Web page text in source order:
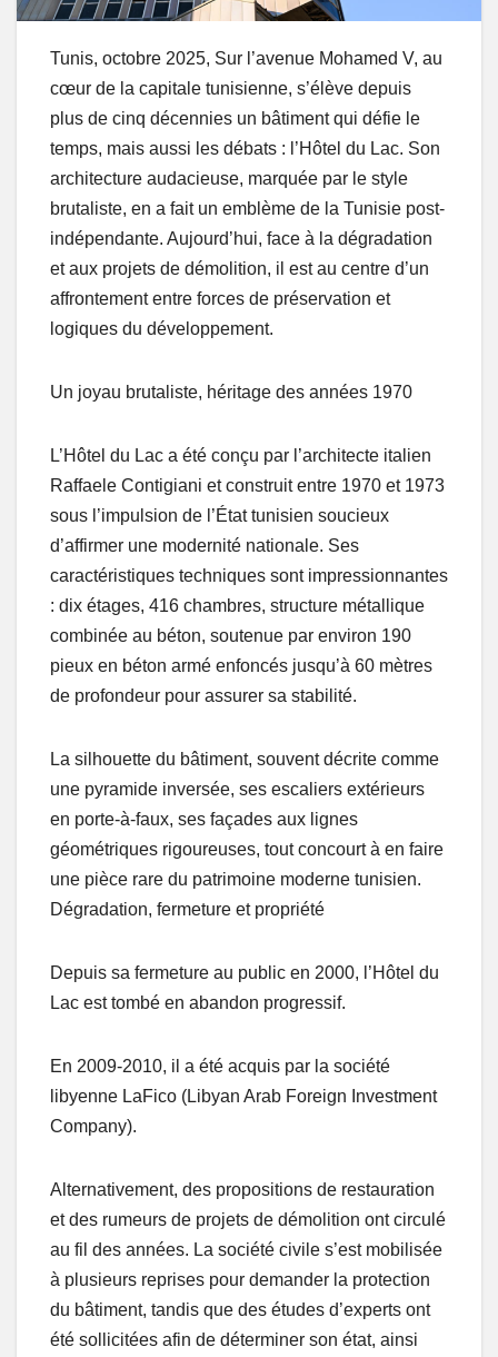
Tunis, octobre 2025, Sur l’avenue Mohamed V, au
cœur de la capitale tunisienne, s’élève depuis
plus de cinq décennies un bâtiment qui défie le
temps, mais aussi les débats : l’Hôtel du Lac. Son
architecture audacieuse, marquée par le style
brutaliste, en a fait un emblème de la Tunisie post-
indépendante. Aujourd’hui, face à la dégradation
et aux projets de démolition, il est au centre d’un
affrontement entre forces de préservation et
logiques du développement.
Un joyau brutaliste, héritage des années 1970
L’Hôtel du Lac a été conçu par l’architecte italien
Raffaele Contigiani et construit entre 1970 et 1973
sous l’impulsion de l’État tunisien soucieux
d’affirmer une modernité nationale. Ses
caractéristiques techniques sont impressionnantes
: dix étages, 416 chambres, structure métallique
combinée au béton, soutenue par environ 190
pieux en béton armé enfoncés jusqu’à 60 mètres
de profondeur pour assurer sa stabilité.
La silhouette du bâtiment, souvent décrite comme
une pyramide inversée, ses escaliers extérieurs
en porte-à-faux, ses façades aux lignes
géométriques rigoureuses, tout concourt à en faire
une pièce rare du patrimoine moderne tunisien.
Dégradation, fermeture et propriété
Depuis sa fermeture au public en 2000, l’Hôtel du
Lac est tombé en abandon progressif.
En 2009-2010, il a été acquis par la société
libyenne LaFico (Libyan Arab Foreign Investment
Company).
Alternativement, des propositions de restauration
et des rumeurs de projets de démolition ont circulé
au fil des années. La société civile s’est mobilisée
à plusieurs reprises pour demander la protection
du bâtiment, tandis que des études d’experts ont
été sollicitées afin de déterminer son état, ainsi